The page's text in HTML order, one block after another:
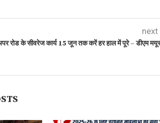
रोड के सीवरेज कार्य 15 जून तक करें हर हाल में पूरे – डीएम मयूर